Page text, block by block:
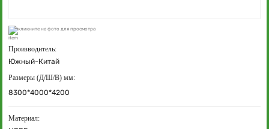
кликните на фото для просмотра
Производитель:
Южный-Китай
Размеры (Д/Ш/В) мм:
8300*4000*4200
Материал: